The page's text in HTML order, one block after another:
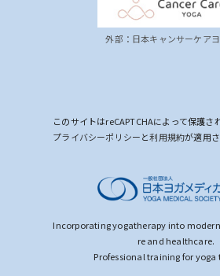
外部：日本キャンサーケア
このサイトはreCAPTCHAによって保護さ
プライバシーポリシーと利用規約が適用さ
Incorporating yogatherapy into
re and healthcare.
Professional training for yoga